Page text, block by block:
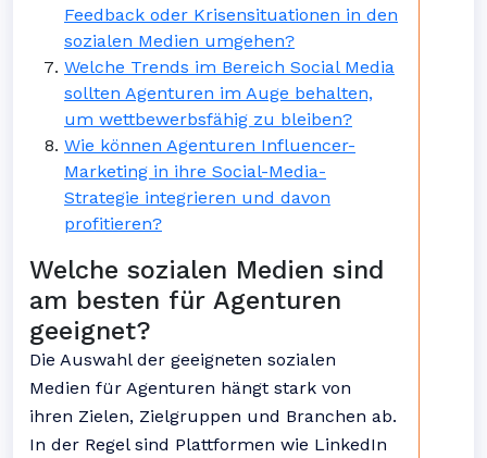
Feedback oder Krisensituationen in den
sozialen Medien umgehen?
Welche Trends im Bereich Social Media
sollten Agenturen im Auge behalten,
um wettbewerbsfähig zu bleiben?
Wie können Agenturen Influencer-
Marketing in ihre Social-Media-
Strategie integrieren und davon
profitieren?
Welche sozialen Medien sind
am besten für Agenturen
geeignet?
Die Auswahl der geeigneten sozialen
Medien für Agenturen hängt stark von
ihren Zielen, Zielgruppen und Branchen ab.
In der Regel sind Plattformen wie LinkedIn